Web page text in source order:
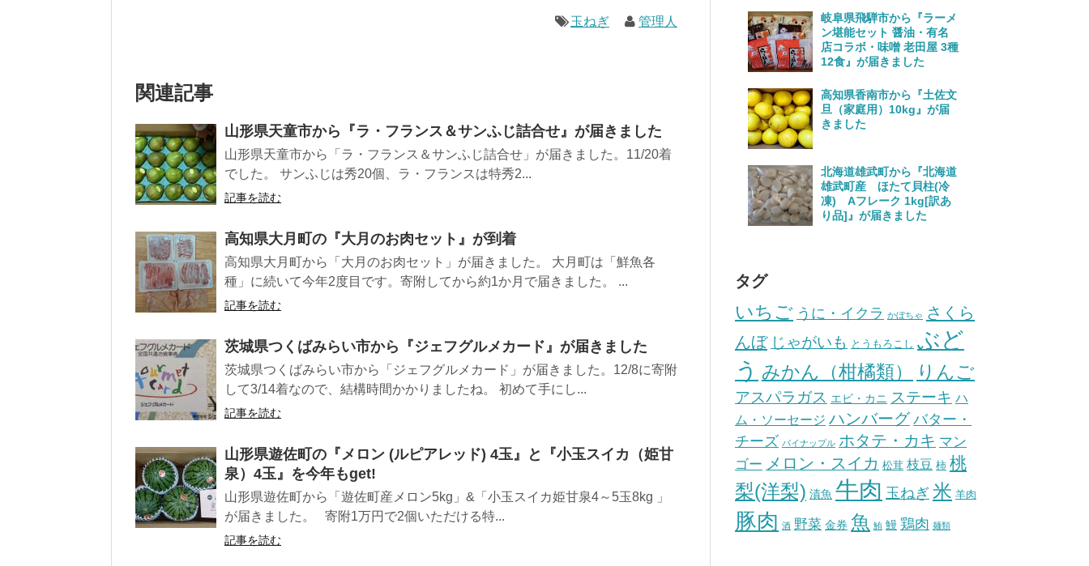
玉ねぎ 管理人
関連記事
山形県天童市から『ラ・フランス＆サンふじ詰合せ』が届きました
山形県天童市から「ラ・フランス＆サンふじ詰合せ」が届きました。11/20着
でした。 サンふじは秀20個、ラ・フランスは特秀2...
記事を読む
高知県大月町の『大月のお肉セット』が到着
高知県大月町から「大月のお肉セット」が届きました。 大月町は「鮮魚各
種」に続いて今年2度目です。寄附してから約1か月で届きました。 ...
記事を読む
茨城県つくばみらい市から『ジェフグルメカード』が届きました
茨城県つくばみらい市から「ジェフグルメカード」が届きました。12/8に寄附
して3/14着なので、結構時間かかりましたね。 初めて手にし...
記事を読む
山形県遊佐町の『メロン (ルピアレッド) 4玉』と『小玉スイカ（姫甘
泉）4玉』を今年もget!
山形県遊佐町から「遊佐町産メロン5kg」&「小玉スイカ姫甘泉4～5玉8kg 」
が届きました。 寄附1万円で2個いただける特...
記事を読む
岐阜県飛騨市から『ラーメ
ン堪能セット 醤油・有名
店コラボ・味噌 老田屋 3種
12食』が届きました
高知県香南市から『土佐文
旦（家庭用）10kg』が届
きました
北海道雄武町から『北海道
雄武町産 ほたて貝柱(冷
凍) Aフレーク 1kg[訳あ
り品]』が届きました
タグ
いちご うに・イクラ かぼちゃ さくら
んぼ じゃがいも とうもろこし ぶど
う みかん（柑橘類） りんご
アスパラガス エビ・カニ ステーキ ハ
ム・ソーセージ ハンバーグ バター・
チーズ パイナップル ホタテ・カキ マン
ゴー メロン・スイカ 松茸 枝豆 柿 桃
梨(洋梨) 漬魚 牛肉 玉ねぎ 米 羊肉
豚肉 酒 野菜 金券 魚 鮪 鰻 鶏肉 麺類